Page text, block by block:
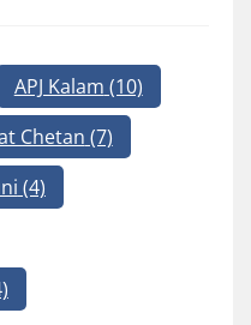
APJ Kalam (10)
Chetan (7)
(4)